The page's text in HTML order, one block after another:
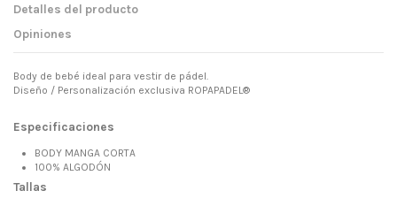
Detalles del producto
Opiniones
Body de bebé ideal para vestir de pádel.
Diseño / Personalización exclusiva ROPAPADEL®
Especificaciones
BODY MANGA CORTA
100% ALGODÓN
Tallas